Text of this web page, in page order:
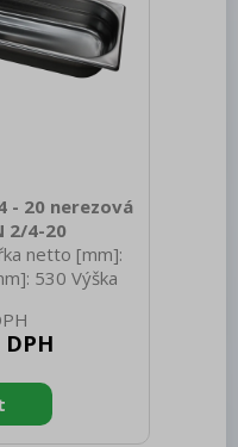
- 20 nerezová
2/4-20
netto [mm]:
530 Výška
350 Hloubka
brutto [mm]:
barva zařízení:
[mm]: 20
DPH